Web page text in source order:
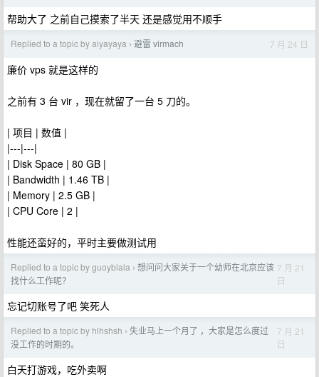
帮助大了 之前自己摸索了半天 还是感觉用不顺手
Replied to a topic by aiyayaya › 避雷 virmach 7 月 24 日
廉价 vps 就是这样的
之前有 3 台 vir ，现在就留了一台 5 刀的。
| 项目 | 数值 |
|---|---|
| Disk Space | 80 GB |
| Bandwidth | 1.46 TB |
| Memory | 2.5 GB |
| CPU Core | 2 |
性能还蛮好的，平时主要做测试用
Replied to a topic by guoyblala › 想问问大家关于一个幼师在北京应该
找什么工作呢？
7 月 21
日
忘记切账号了吧 笑死人
Replied to a topic by hlhshsh › 失业马上一个月了 ，大家是怎么度过
没工作的时期的。
7 月 21
日
白天打游戏，吃外卖啊